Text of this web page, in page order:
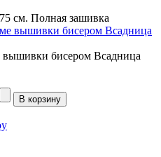
см. Полная зашивка
вышивки бисером Всадница